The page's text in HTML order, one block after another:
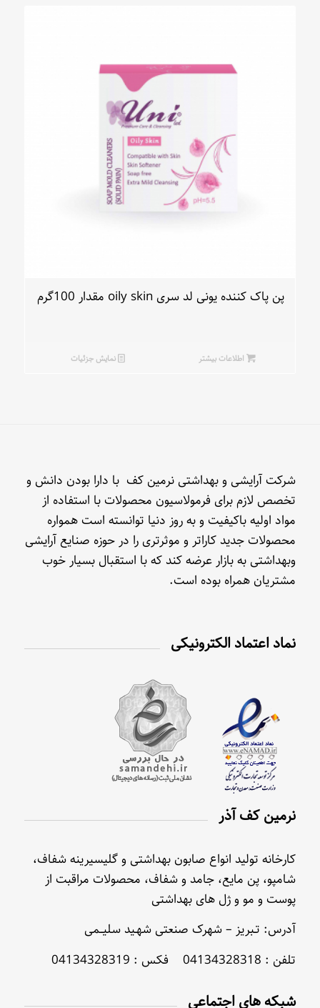
پن پاک کننده یونی لد سری oily skin مقدار 100گرم
اطلاعات بیشتر نمایش جزئیات
شرکت آرایشی و بهداشتی نرمین کف با دارا بودن دانش و
تخصص لازم برای فرمولاسیون محصولات با استفاده از
مواد اولیه باکیفیت و به روز دنیا توانسته است همواره
محصولات جدید کاراتر و موثرتری را در حوزه صنایع آرایشی
وبهداشتی به بازار عرضه کند که با استقبال بسیار خوب
مشتریان همراه بوده است.
نماد اعتماد الکترونیکی
نرمین کف آذر
کارخانه تولید انواع صابون بهداشتی و گلیسیرینه شفاف،
شامپو، پن مایع، جامد و شفاف، محصولات مراقبت از
پوست و مو و ژل های بهداشتی
آدرس: تـبریز – شهرک صنعتی شهـید سلیــمی
تلفن : 04134328318 فکس : 04134328319
شبکه های اجتماعی